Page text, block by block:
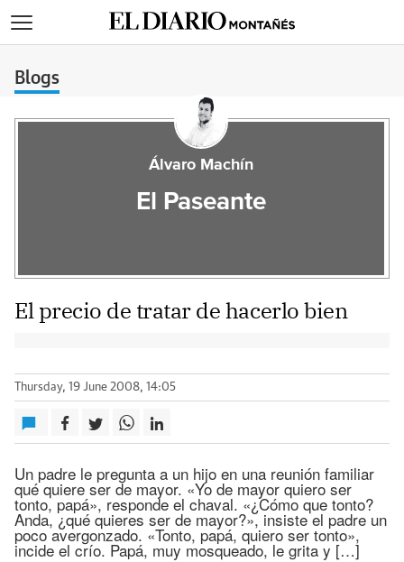
Blogs
Álvaro Machín
El Paseante
El precio de tratar de hacerlo bien
Thursday, 19 June 2008, 14:05
Un padre le pregunta a un hijo en una reunión familiar
qué quiere ser de mayor. «Yo de mayor quiero ser
tonto, papá», responde el chaval. «¿Cómo que tonto?
Anda, ¿qué quieres ser de mayor?», insiste el padre un
poco avergonzado. «Tonto, papá, quiero ser tonto»,
incide el crío. Papá, muy mosqueado, le grita y […]